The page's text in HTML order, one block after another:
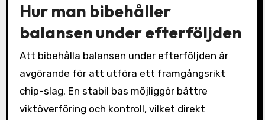
Hur man bibehåller
balansen under efterföljden
Att bibehålla balansen under efterföljden är
avgörande för att utföra ett framgångsrikt
chip-slag. En stabil bas möjliggör bättre
viktöverföring och kontroll, vilket direkt